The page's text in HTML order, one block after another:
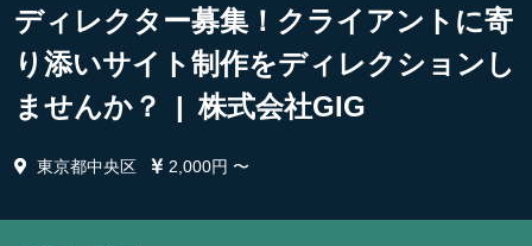
ディレクター募集！クライアントに寄
り添いサイト制作をディレクションし
ませんか？ | 株式会社GIG
東京都中央区 2,000円 〜